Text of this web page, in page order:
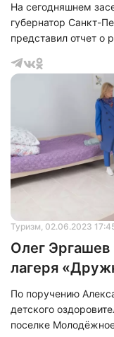
На сегодняшнем
губернатор Санкт-
представил отчет о
особо подчеркнул
материально-
работы 179
оснащение для
фармацевтике,
431 школа была
проведения э
Туризм, 02.06.2023
Олег Эргашев
лагеря
По поручению
детского
поселке